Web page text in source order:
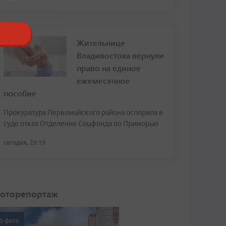
Жительнице
Владивостока вернули
право на единое
ежемесячное
пособие
Прокуратура Первомайского района оспорила в
суде отказ Отделения Соцфонда по Приморью
сегодня, 20:19
фото